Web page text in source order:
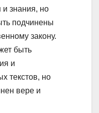
знания, но
подчинены
закону.
быть
и
текстов, но
вере и